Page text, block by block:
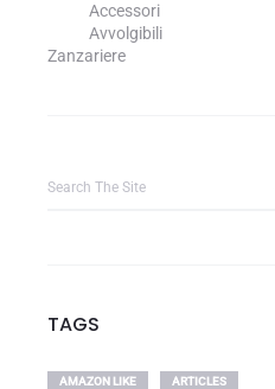
Accessori
Avvolgibili
Zanzariere
for:
TAGS
AMAZON LIKE ARTICLES